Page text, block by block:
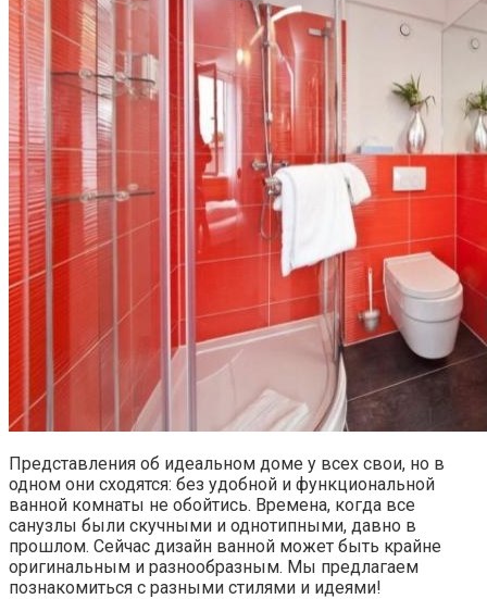
Представления об идеальном доме у всех свои, но в
одном они сходятся: без удобной и функциональной
ванной комнаты не обойтись. Времена, когда все
санузлы были скучными и однотипными, давно в
прошлом. Сейчас дизайн ванной может быть крайне
оригинальным и разнообразным. Мы предлагаем
познакомиться с разными стилями и идеями!